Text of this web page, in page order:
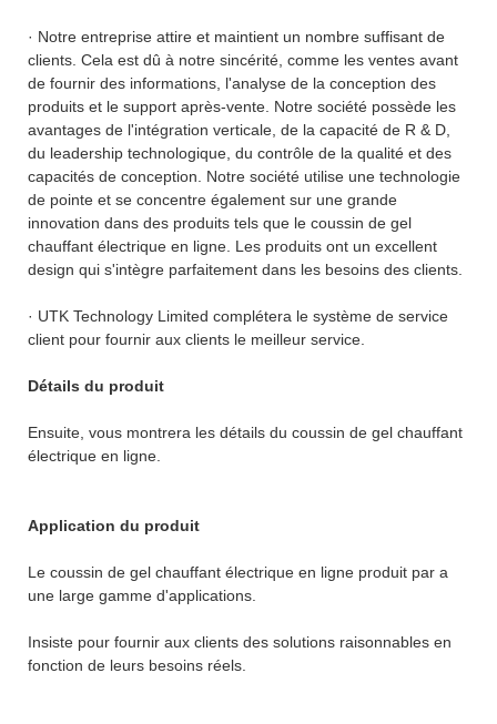
· Notre entreprise attire et maintient un nombre suffisant de
clients. Cela est dû à notre sincérité, comme les ventes avant
de fournir des informations, l'analyse de la conception des
produits et le support après-vente. Notre société possède les
avantages de l'intégration verticale, de la capacité de R & D,
du leadership technologique, du contrôle de la qualité et des
capacités de conception. Notre société utilise une technologie
de pointe et se concentre également sur une grande
innovation dans des produits tels que le coussin de gel
chauffant électrique en ligne. Les produits ont un excellent
design qui s'intègre parfaitement dans les besoins des clients.
· UTK Technology Limited complétera le système de service
client pour fournir aux clients le meilleur service.
Détails du produit
Ensuite, vous montrera les détails du coussin de gel chauffant
électrique en ligne.
Application du produit
Le coussin de gel chauffant électrique en ligne produit par a
une large gamme d'applications.
Insiste pour fournir aux clients des solutions raisonnables en
fonction de leurs besoins réels.